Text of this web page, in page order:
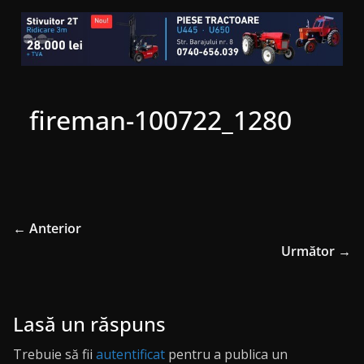
fireman-100722_1280
← Anterior
Următor →
Lasă un răspuns
Trebuie să fii autentificat pentru a publica un